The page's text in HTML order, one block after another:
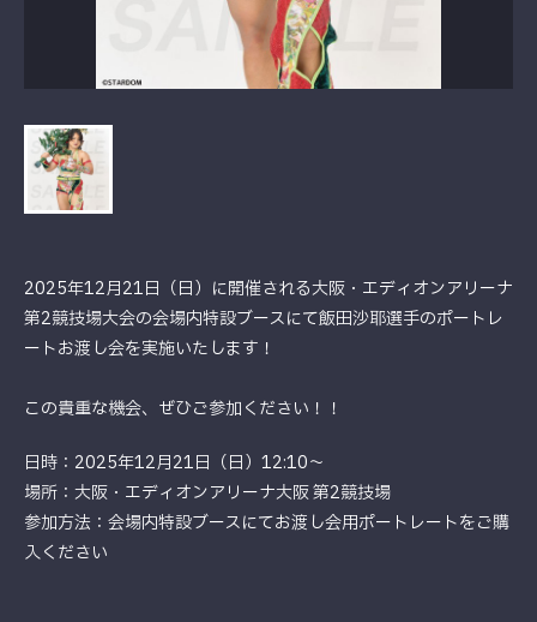
2025年12月21日（日）に開催される大阪・エディオンアリーナ
第2競技場大会の会場内特設ブースにて飯田沙耶選手のポートレ
ートお渡し会を実施いたします！
この貴重な機会、ぜひご参加ください！！
日時：2025年12月21日（日）12:10～
場所：大阪・エディオンアリーナ大阪 第2競技場
参加方法：会場内特設ブースにてお渡し会用ポートレートをご購
入ください